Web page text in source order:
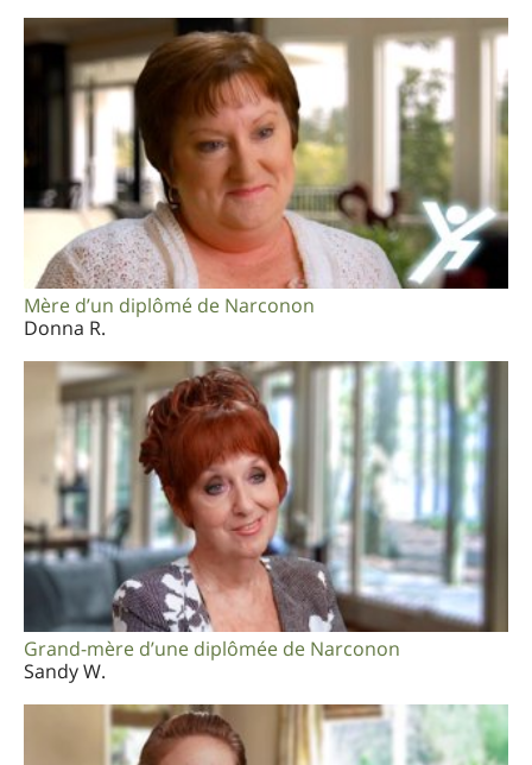
Mère d’un diplômé de Narconon
Donna R.
Grand-mère d’une diplômée de Narconon
Sandy W.